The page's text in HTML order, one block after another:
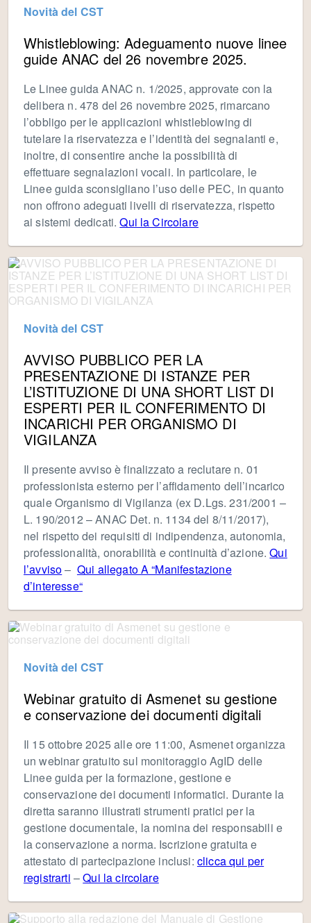
Novità del CST
Whistleblowing: Adeguamento nuove linee
guide ANAC del 26 novembre 2025.
Le Linee guida ANAC n. 1/2025, approvate con la
delibera n. 478 del 26 novembre 2025, rimarcano
l’obbligo per le applicazioni whistleblowing di
tutelare la riservatezza e l’identità dei segnalanti e,
inoltre, di consentire anche la possibilità di
effettuare segnalazioni vocali. In particolare, le
Linee guida sconsigliano l’uso delle PEC, in quanto
non offrono adeguati livelli di riservatezza, rispetto
ai sistemi dedicati.Qui la Circolare
Novità del CST
AVVISO PUBBLICO PER LA
PRESENTAZIONE DI ISTANZE PER
L’ISTITUZIONE DI UNA SHORT LIST DI
ESPERTI PER IL CONFERIMENTO DI
INCARICHI PER ORGANISMO DI
VIGILANZA
Il presente avviso è finalizzato a reclutare n. 01
professionista esterno per l’affidamento dell’incarico
quale Organismo di Vigilanza (ex D.Lgs. 231/2001 –
L. 190/2012 – ANAC Det. n. 1134 del 8/11/2017),
nel rispetto dei requisiti di indipendenza, autonomia,
professionalità, onorabilità e continuità d’azione.Qui
l’avviso– Qui allegato A “Manifestazione
d’interesse“
Novità del CST
Webinar gratuito di Asmenet su gestione
e conservazione dei documenti digitali
Il 15 ottobre 2025 alle ore 11:00, Asmenet organizza
un webinar gratuito sul monitoraggio AgID delle
Linee guida per la formazione, gestione e
conservazione dei documenti informatici. Durante la
diretta saranno illustrati strumenti pratici per la
gestione documentale, la nomina dei responsabili e
la conservazione a norma. Iscrizione gratuita e
attestato di partecipazione inclusi: clicca qui per
registrarti –Qui la circolare